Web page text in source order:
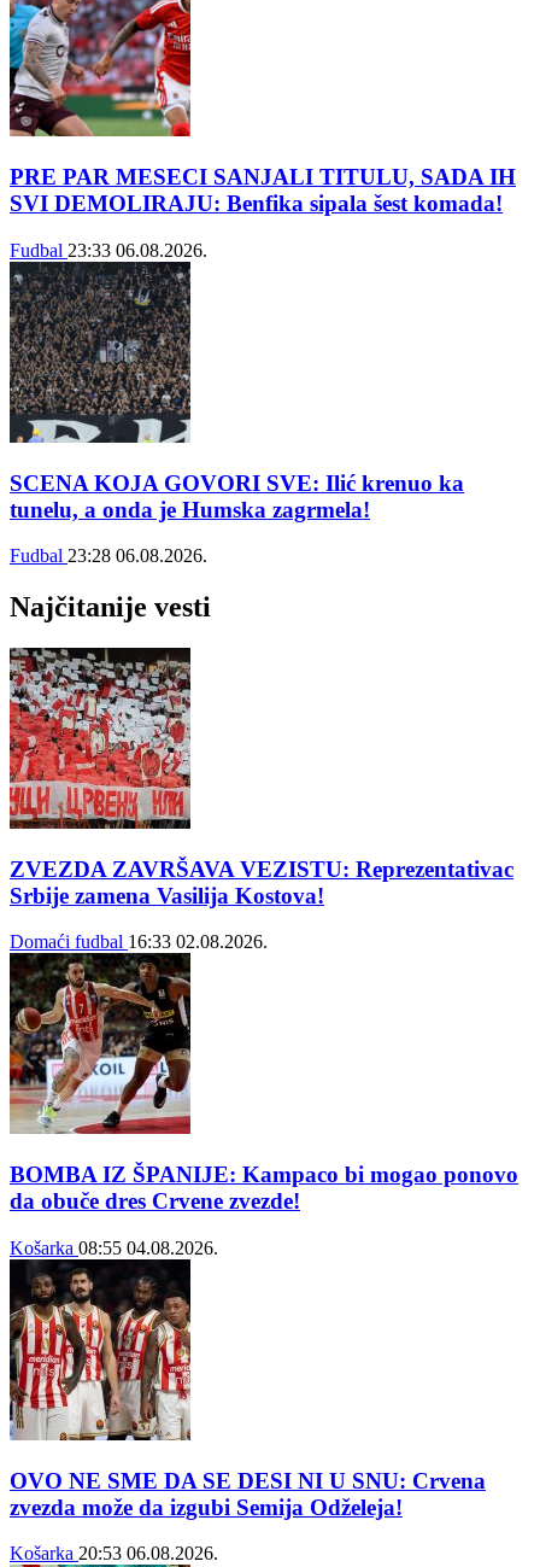
PRE PAR MESECI SANJALI TITULU, SADA IH
SVI DEMOLIRAJU: Benfika sipala šest komada!
Fudbal 23:33 06.08.2026.
SCENA KOJA GOVORI SVE: Ilić krenuo ka
tunelu, a onda je Humska zagrmela!
Fudbal 23:28 06.08.2026.
Najčitanije vesti
ZVEZDA ZAVRŠAVA VEZISTU: Reprezentativac
Srbije zamena Vasilija Kostova!
Domaći fudbal 16:33 02.08.2026.
BOMBA IZ ŠPANIJE: Kampaco bi mogao ponovo
da obuče dres Crvene zvezde!
Košarka 08:55 04.08.2026.
OVO NE SME DA SE DESI NI U SNU: Crvena
zvezda može da izgubi Semija Odželeja!
Košarka 20:53 06.08.2026.